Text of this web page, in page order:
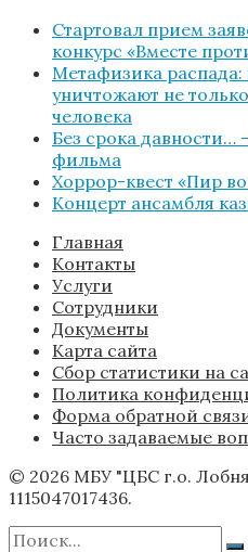
Стартовал прием
конкурс «Вместе
Метафизика распада:
уничтожают не
человека
Без срока давности…
фильма
Хоррор-квест «Пир
Концерт ансамбля
Главная
Контакты
Услуги
Сотрудники
Документы
Карта сайта
Сбор статистики на
Политика
Форма обратной
Часто задаваемые
© 2026 МБУ "ЦБС г.о.
1115047017436.